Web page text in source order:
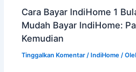
Cara Bayar IndiHome 1
Mudah Bayar IndiHome:
Kemudian
Tinggalkan Komentar / IndiHome /